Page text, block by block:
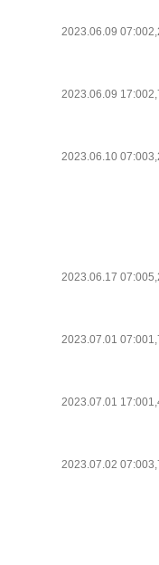
2023.06.09 07:00
2023.06.09 17:00
2023.06.10 07:00
2023.06.17 07:00
2023.07.01 07:00
2023.07.01 17:00
2023.07.02 07:00